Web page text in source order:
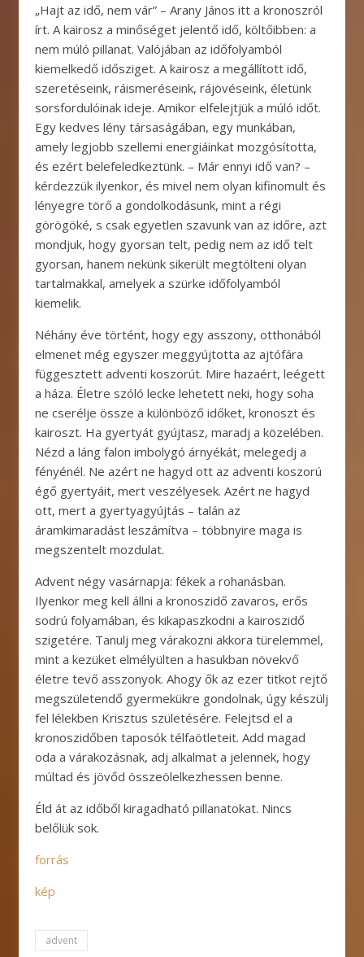
„Hajt az idő, nem vár” – Arany János itt a kronoszról
írt. A kairosz a minőséget jelentő idő, költőibben: a
nem múló pillanat. Valójában az időfolyamból
kiemelkedő idősziget. A kairosz a megállított idő,
szeretéseink, ráismeréseink, rájövéseink, életünk
sorsfordulóinak ideje. Amikor elfelejtjük a múló időt.
Egy kedves lény társaságában, egy munkában,
amely legjobb szellemi energiáinkat mozgósította,
és ezért belefeledkeztünk. – Már ennyi idő van? –
kérdezzük ilyenkor, és mivel nem olyan kifinomult és
lényegre törő a gondolkodásunk, mint a régi
görögöké, s csak egyetlen szavunk van az időre, azt
mondjuk, hogy gyorsan telt, pedig nem az idő telt
gyorsan, hanem nekünk sikerült megtölteni olyan
tartalmakkal, amelyek a szürke időfolyamból
kiemelik.
Néhány éve történt, hogy egy asszony, otthonából
elmenet még egyszer meggyújtotta az ajtófára
függesztett adventi koszorút. Mire hazaért, leégett
a háza. Életre szóló lecke lehetett neki, hogy soha
ne cserélje össze a különböző időket, kronoszt és
kairoszt. Ha gyertyát gyújtasz, maradj a közelében.
Nézd a láng falon imbolygó árnyékát, melegedj a
fényénél. Ne azért ne hagyd ott az adventi koszorú
égő gyertyáit, mert veszélyesek. Azért ne hagyd
ott, mert a gyertyagyújtás – talán az
áramkimaradást leszámítva – többnyire maga is
megszentelt mozdulat.
Advent négy vasárnapja: fékek a rohanásban.
Ilyenkor meg kell állni a kronoszidő zavaros, erős
sodrú folyamában, és kikapaszkodni a kairoszidő
szigetére. Tanulj meg várakozni akkora türelemmel,
mint a kezüket elmélyülten a hasukban növekvő
életre tevő asszonyok. Ahogy ők az ezer titkot rejtő
megszületendő gyermekükre gondolnak, úgy készülj
fel lélekben Krisztus születésére. Felejtsd el a
kronoszidőben taposók télfaötleteit. Add magad
oda a várakozásnak, adj alkalmat a jelennek, hogy
múltad és jövőd összeölelkezhessen benne.
Éld át az időből kiragadható pillanatokat. Nincs
belőlük sok.
forrás
kép
advent